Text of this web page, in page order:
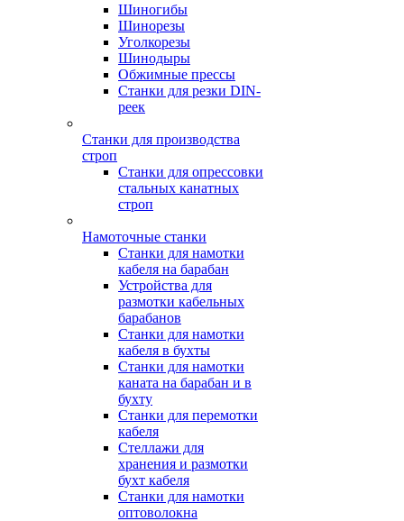
Шиногибы
Шинорезы
Уголкорезы
Шинодыры
Обжимные прессы
Станки для резки DIN-
реек
Станки для производства
строп
Станки для опрессовки
стальных канатных
строп
Намоточные станки
Станки для намотки
кабеля на барабан
Устройства для
размотки кабельных
барабанов
Станки для намотки
кабеля в бухты
Станки для намотки
каната на барабан и в
бухту
Станки для перемотки
кабеля
Стеллажи для
хранения и размотки
бухт кабеля
Станки для намотки
оптоволокна